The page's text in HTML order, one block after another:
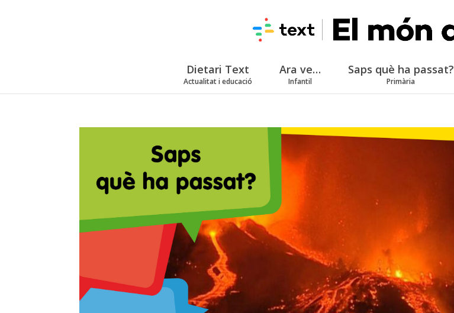
Dietari Text
Actualitat i educació
Ara ve…
Infantil
Saps què ha passat?
Primària